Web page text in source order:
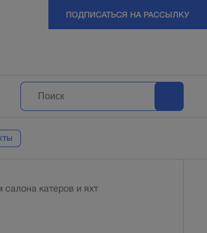
ПОДПИСАТЬСЯ НА РАССЫЛКУ
катеров и яхт